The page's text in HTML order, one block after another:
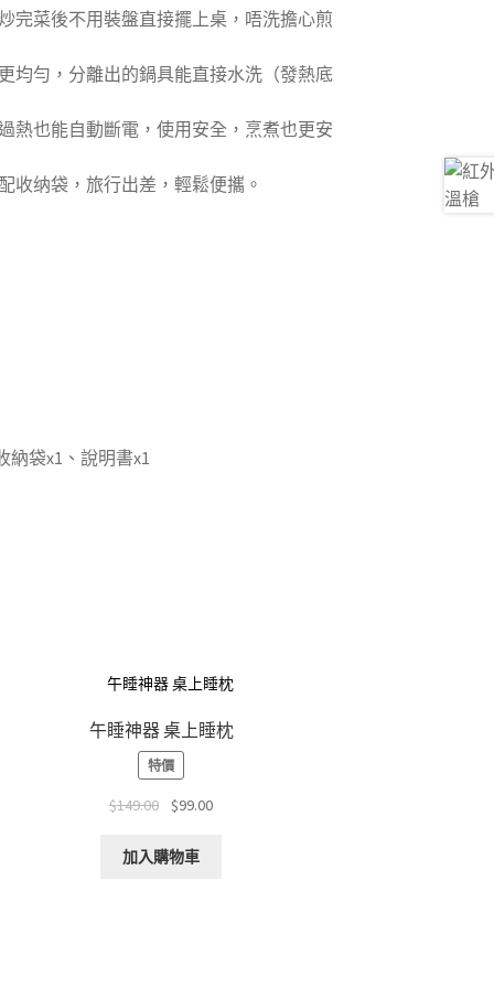
完菜後不用裝盤直接擺上桌，唔洗擔心煎
均勻，分離出的鍋具能直接水洗（發熱底
熱也能自動斷電，使用安全，烹煮也更安
收纳袋，旅行出差，輕鬆便攜。
納袋x1、說明書x1
午睡神器 桌上睡枕
特價
$149.00
Original
was:
$99.00Current
加入購物車